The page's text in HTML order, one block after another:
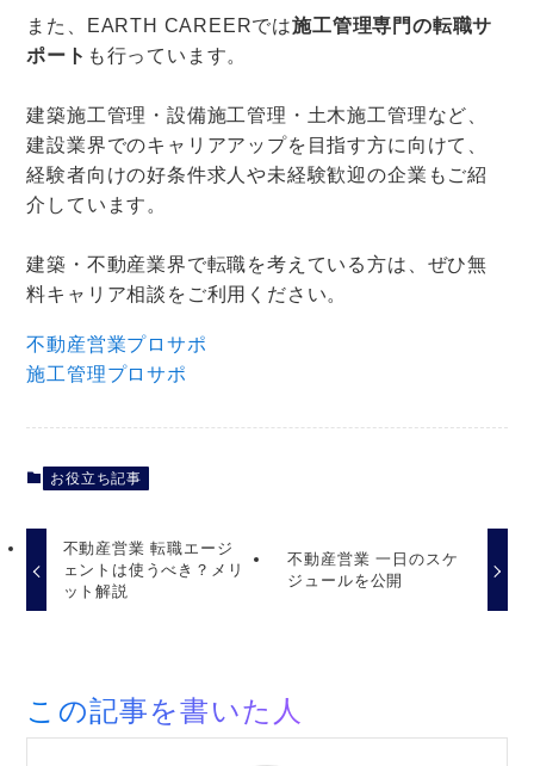
また、EARTH CAREERでは施工管理専門の転職サ
ポート も行っています。
建築施工管理・設備施工管理・土木施工管理など、
建設業界でのキャリアアップを目指す方に向けて、
経験者向けの好条件求人や未経験歓迎の企業もご紹
介しています。
建築・不動産業界で転職を考えている方は、ぜひ無
料キャリア相談をご利用ください。
不動産営業プロサポ
施工管理プロサポ
お役立ち記事
不動産営業 転職エージ
ェントは使うべき？メリ
ット解説
不動産営業 一日のスケ
ジュールを公開
この記事を書いた人